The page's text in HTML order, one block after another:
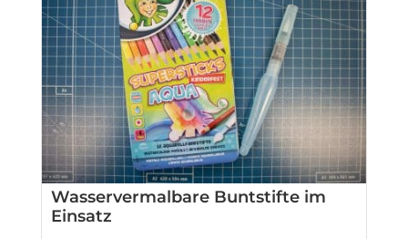
Wasservermalbare Buntstifte im
Einsatz